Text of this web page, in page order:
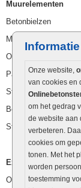
Onze website,
van cookies en
om het gedrag
de website aan
verbeteren.
cookies om
tonen. Met het
worden
toestemming
Muurelementen
Betonbielzen
Muurstenen
Opsluitbanden
Palissaden
Stapelblokken
Betonblokken
Stapelstenen
Extra benodigdheden
Ophoogzand